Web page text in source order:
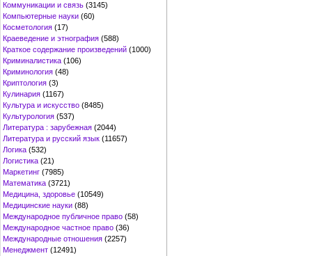
Коммуникации и связь (3145)
Компьютерные науки (60)
Косметология (17)
Краеведение и этнография (588)
Краткое содержание произведений (1000)
Криминалистика (106)
Криминология (48)
Криптология (3)
Кулинария (1167)
Культура и искусство (8485)
Культурология (537)
Литература : зарубежная (2044)
Литература и русский язык (11657)
Логика (532)
Логистика (21)
Маркетинг (7985)
Математика (3721)
Медицина, здоровье (10549)
Медицинские науки (88)
Международное публичное право (58)
Международное частное право (36)
Международные отношения (2257)
Менеджмент (12491)